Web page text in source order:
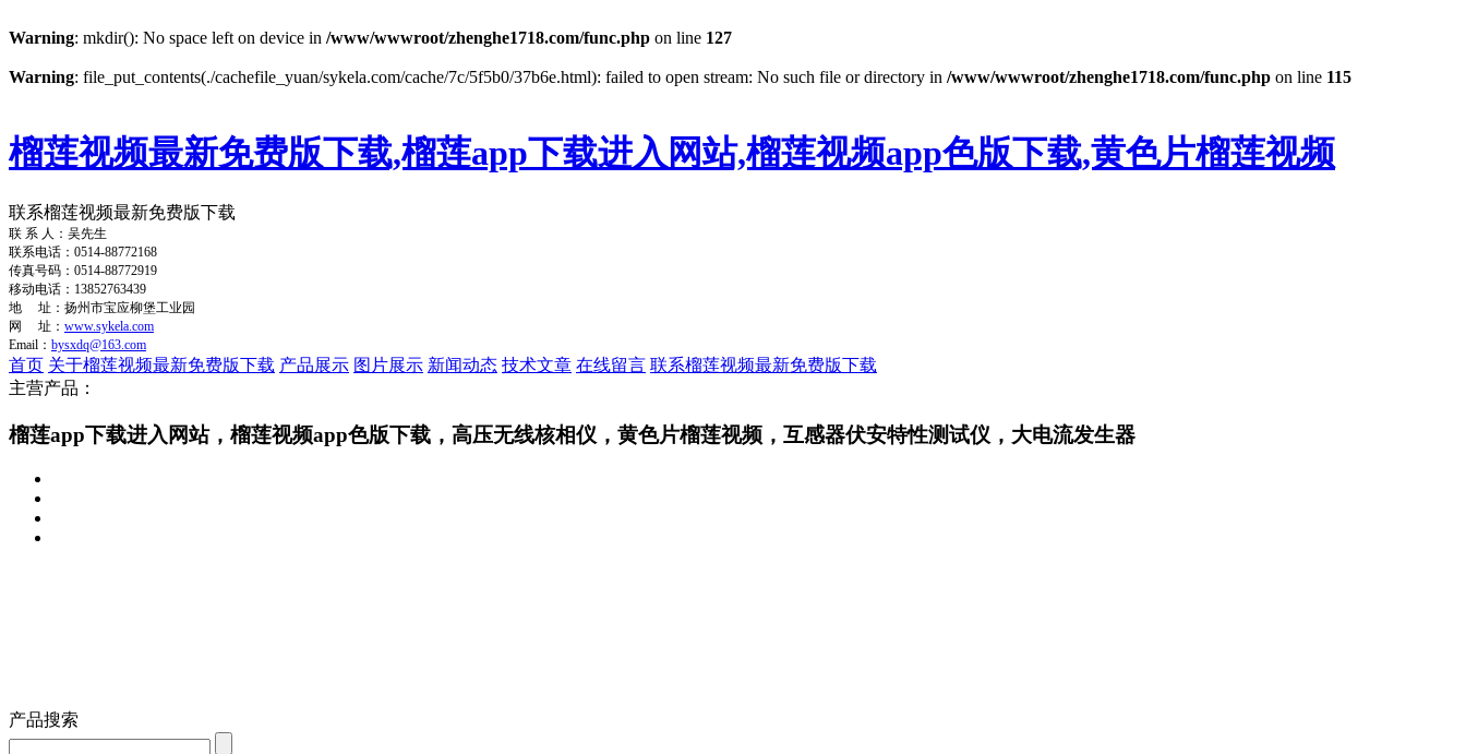
Warning: mkdir(): No space left on device in /www/wwwroot/zhenghe1718.com/func.php on line 127
Warning: file_put_contents(./cachefile_yuan/sykela.com/cache/7c/5f5b0/37b6e.html): failed to open stream: No such file or directory in /www/wwwroot/zhenghe1718.com/func.php on line 115
榴莲视频最新免费版下载,榴莲app下载进入网站,榴莲视频app色版下载,黄色片榴莲视频
联系榴莲视频最新免费版下载
联 系 人：吴先生
联系电话：0514-88772168
传真号码：0514-88772919
移动电话：13852763439
地 址：扬州市宝应柳堡工业园
网 址： www.sykela.com
Email： bysxdq@163.com
首页 关于榴莲视频最新免费版下载 产品展示 图片展示 新闻动态 技术文章 在线留言 联系榴莲视频最新免费版下载
主营产品：
榴莲app下载进入网站，榴莲视频app色版下载，高压无线核相仪，黄色片榴莲视频，互感器伏安特性测试仪，大电流发生器
产品搜索